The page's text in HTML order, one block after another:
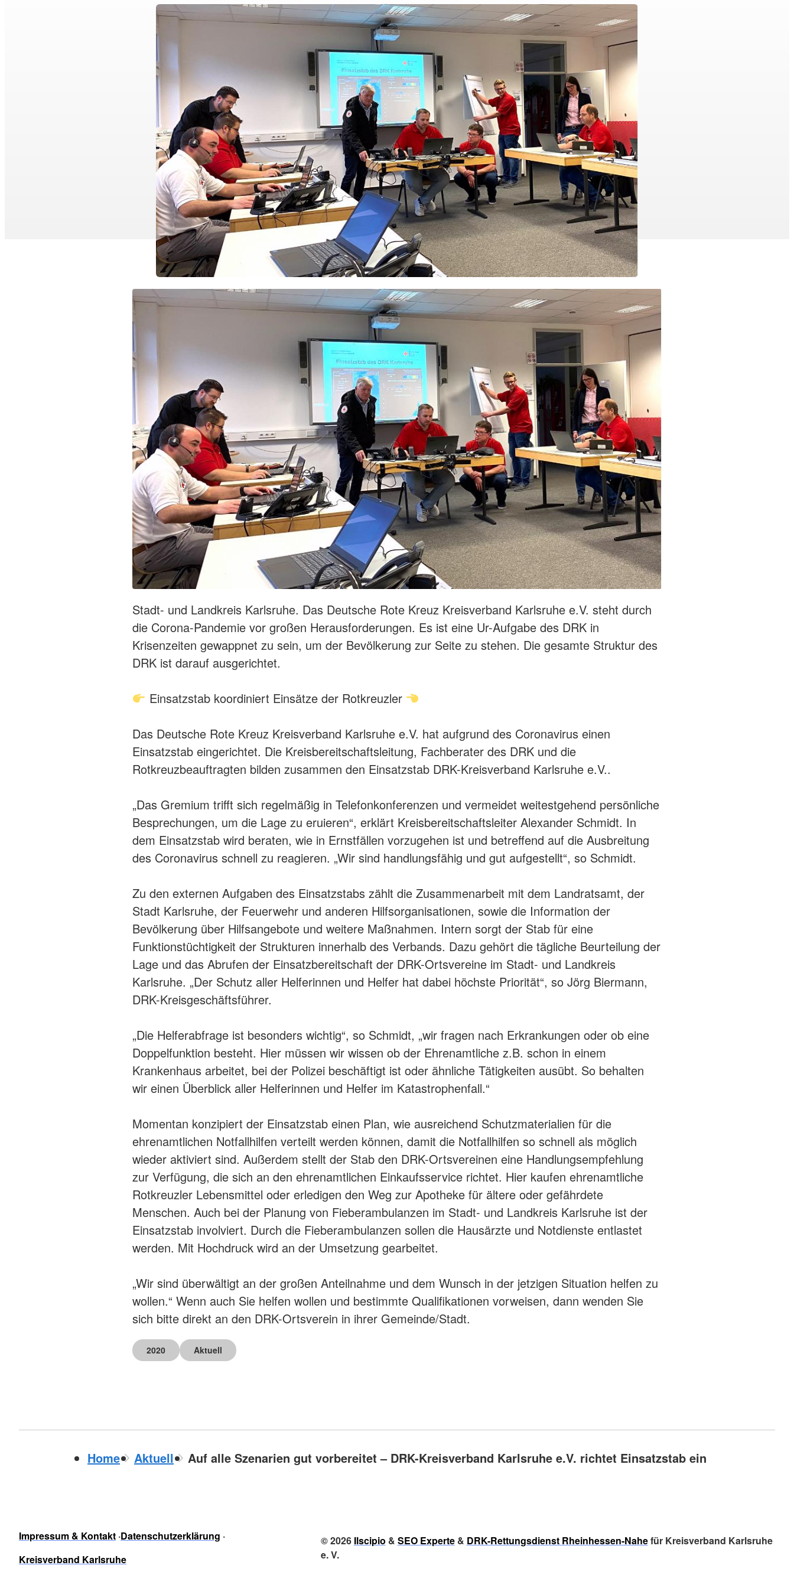
Stadt- und Landkreis Karlsruhe. Das Deutsche Rote Kreuz Kreisverband Karlsruhe e.V. steht durch
die Corona-Pandemie vor großen Herausforderungen. Es ist eine Ur-Aufgabe des DRK in
Krisenzeiten gewappnet zu sein, um der Bevölkerung zur Seite zu stehen. Die gesamte Struktur des
DRK ist darauf ausgerichtet.
Einsatzstab koordiniert Einsätze der Rotkreuzler
Das Deutsche Rote Kreuz Kreisverband Karlsruhe e.V. hat aufgrund des Coronavirus einen
Einsatzstab eingerichtet. Die Kreisbereitschaftsleitung, Fachberater des DRK und die
Rotkreuzbeauftragten bilden zusammen den Einsatzstab DRK-Kreisverband Karlsruhe e.V..
„Das Gremium trifft sich regelmäßig in Telefonkonferenzen und vermeidet weitestgehend persönliche
Besprechungen, um die Lage zu eruieren“, erklärt Kreisbereitschaftsleiter Alexander Schmidt. In
dem Einsatzstab wird beraten, wie in Ernstfällen vorzugehen ist und betreffend auf die Ausbreitung
des Coronavirus schnell zu reagieren. „Wir sind handlungsfähig und gut aufgestellt“, so Schmidt.
Zu den externen Aufgaben des Einsatzstabs zählt die Zusammenarbeit mit dem Landratsamt, der
Stadt Karlsruhe, der Feuerwehr und anderen Hilfsorganisationen, sowie die Information der
Bevölkerung über Hilfsangebote und weitere Maßnahmen. Intern sorgt der Stab für eine
Funktionstüchtigkeit der Strukturen innerhalb des Verbands. Dazu gehört die tägliche Beurteilung der
Lage und das Abrufen der Einsatzbereitschaft der DRK-Ortsvereine im Stadt- und Landkreis
Karlsruhe. „Der Schutz aller Helferinnen und Helfer hat dabei höchste Priorität“, so Jörg Biermann,
DRK-Kreisgeschäftsführer.
„Die Helferabfrage ist besonders wichtig“, so Schmidt, „wir fragen nach Erkrankungen oder ob eine
Doppelfunktion besteht. Hier müssen wir wissen ob der Ehrenamtliche z.B. schon in einem
Krankenhaus arbeitet, bei der Polizei beschäftigt ist oder ähnliche Tätigkeiten ausübt. So behalten
wir einen Überblick aller Helferinnen und Helfer im Katastrophenfall.“
Momentan konzipiert der Einsatzstab einen Plan, wie ausreichend Schutzmaterialien für die
ehrenamtlichen Notfallhilfen verteilt werden können, damit die Notfallhilfen so schnell als möglich
wieder aktiviert sind. Außerdem stellt der Stab den DRK-Ortsvereinen eine Handlungsempfehlung
zur Verfügung, die sich an den ehrenamtlichen Einkaufsservice richtet. Hier kaufen ehrenamtliche
Rotkreuzler Lebensmittel oder erledigen den Weg zur Apotheke für ältere oder gefährdete
Menschen. Auch bei der Planung von Fieberambulanzen im Stadt- und Landkreis Karlsruhe ist der
Einsatzstab involviert. Durch die Fieberambulanzen sollen die Hausärzte und Notdienste entlastet
werden. Mit Hochdruck wird an der Umsetzung gearbeitet.
„Wir sind überwältigt an der großen Anteilnahme und dem Wunsch in der jetzigen Situation helfen zu
wollen.“ Wenn auch Sie helfen wollen und bestimmte Qualifikationen vorweisen, dann wenden Sie
sich bitte direkt an den DRK-Ortsverein in ihrer Gemeinde/Stadt.
2020 Aktuell
Home Aktuell Auf alle Szenarien gut vorbereitet – DRK-Kreisverband Karlsruhe e.V. richtet Einsatzstab ein
Impressum & Kontakt Datenschutzerklärung
Kreisverband Karlsruhe
© 2026 Ilscipio & SEO Experte& DRK-Rettungsdienst Rheinhessen-Nahefür Kreisverband Karlsruhe
e. V.